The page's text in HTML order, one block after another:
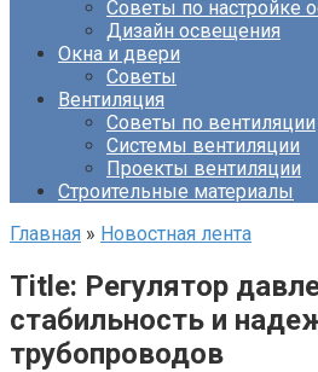
Советы по настройке
Дизайн освещения
Окна и двери
Советы
Вентиляция
Советы по вентиляции
Системы вентиляции
Проекты вентиляции
Строительные материалы
Главная » Новостная лента
Title: Регулятор
стабильность и
трубопроводов